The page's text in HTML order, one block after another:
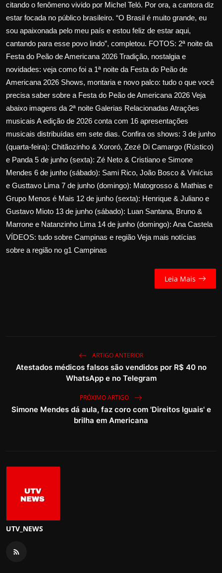
citando o fenômeno vivido por Michel Teló. Por ora, a cantora diz
estar focada no público brasileiro. “O Brasil é muito grande, eu
sou apaixonada pelo meu país e estou feliz de estar aqui,
cantando para esse povo lindo”, completou. FOTOS: 2ª noite da
Festa do Peão de Americana 2026 Tradição, nostalgia e
novidades: veja como foi a 1ª noite da Festa do Peão de
Americana 2026 Shows, montaria e novo palco: tudo o que você
precisa saber sobre a Festa do Peão de Americana 2026 Veja
abaixo imagens da 2ª noite Galerias Relacionadas Atrações
musicais A edição de 2026 conta com 16 apresentações
musicais distribuídas em sete dias. Confira os shows: 3 de junho
(quarta-feira): Chitãozinho & Xororó, Zezé Di Camargo (Rústico)
e Panda 5 de junho (sexta): Zé Neto & Cristiano e Simone
Mendes 6 de junho (sábado): Sami Rico, João Bosco & Vinícius
e Gusttavo Lima 7 de junho (domingo): Matogrosso & Mathias e
Grupo Menos é Mais 12 de junho (sexta): Henrique & Juliano e
Gustavo Mioto 13 de junho (sábado): Luan Santana, Bruno &
Marrone e Natanzinho Lima 14 de junho (domingo): Ana Castela
VÍDEOS: tudo sobre Campinas e região Veja mais notícias
sobre a região no g1 Campinas
Leia Mais
ARTIGO ANTERIOR
Atestados médicos falsos são vendidos por R$ 40 no
WhatsApp e no Telegram
PRÓXIMO ARTIGO
Simone Mendes dá aula, faz coro com 'Direitos Iguais' e
brilha em Americana
UTV_NEWS